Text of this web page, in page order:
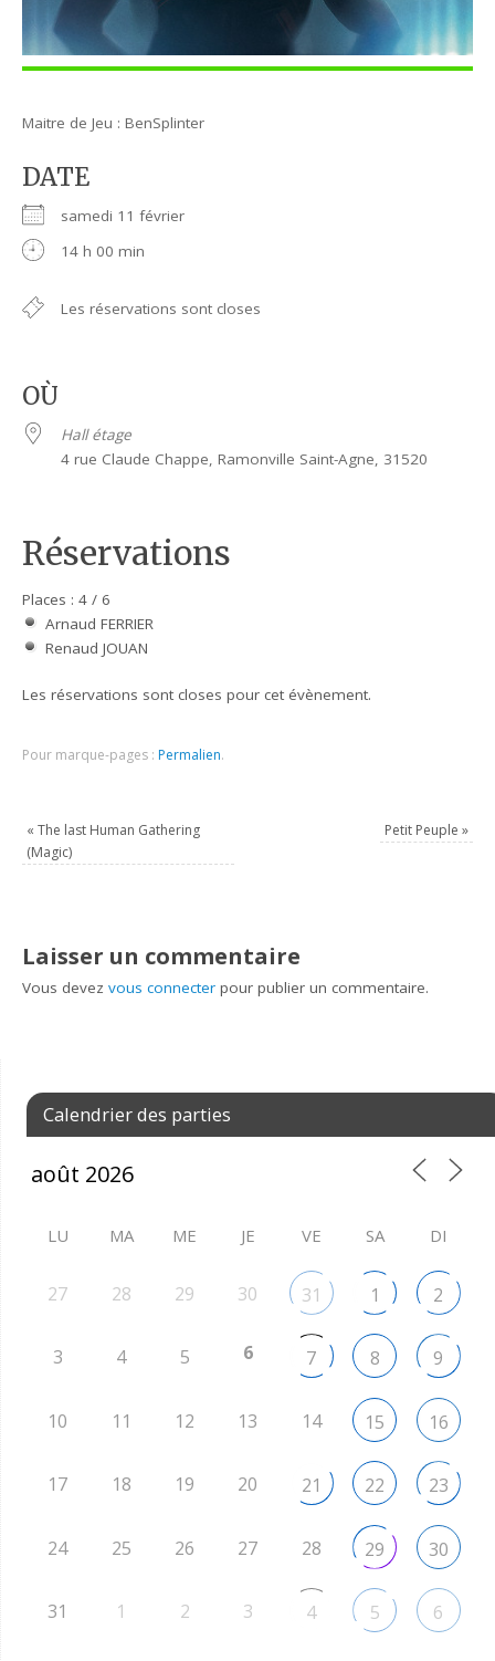
Maitre de Jeu : BenSplinter
DATE
samedi 11 février
14 h 00 min
Les réservations sont closes
OÙ
Hall étage
4 rue Claude Chappe, Ramonville Saint-Agne, 31520
Réservations
Places : 4 / 6
Arnaud FERRIER
Renaud JOUAN
Les réservations sont closes pour cet évènement.
Pour marque-pages : Permalien.
« The last Human Gathering
(Magic)
Petit Peuple »
Laisser un commentaire
Vous devezvous connecter pour publier un commentaire.
Calendrier des parties
LU MA ME JE VE SA DI
27 28 29 30 31 1 2
3 4 5 6 7 8 9
10 11 12 13 14 15 16
17 18 19 20 21 22 23
24 25 26 27 28 29 30
31 1 2 3 4 5 6